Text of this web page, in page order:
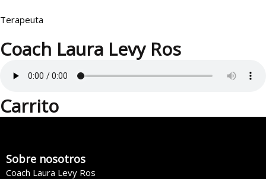
Terapeuta
Coach Laura Levy Ros
Carrito
Sobre nosotros
Coach Laura Levy Ros